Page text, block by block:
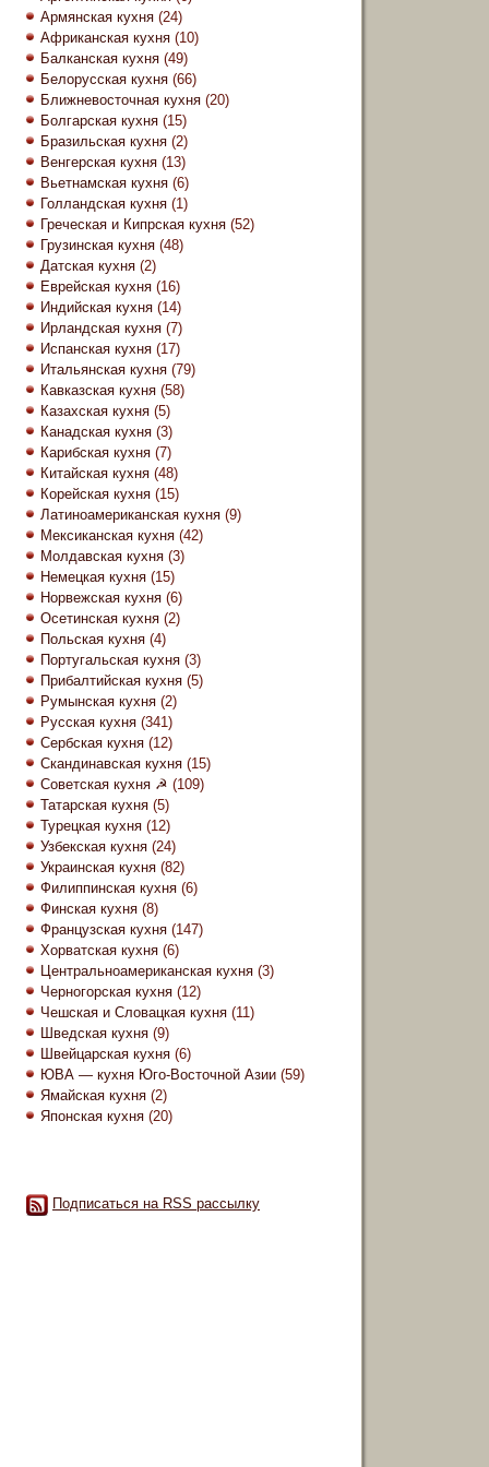
Армянская кухня (24)
Африканская кухня (10)
Балканская кухня (49)
Белорусская кухня (66)
Ближневосточная кухня (20)
Болгарская кухня (15)
Бразильская кухня (2)
Венгерская кухня (13)
Вьетнамская кухня (6)
Голландская кухня (1)
Греческая и Кипрская кухня (52)
Грузинская кухня (48)
Датская кухня (2)
Еврейская кухня (16)
Индийская кухня (14)
Ирландская кухня (7)
Испанская кухня (17)
Итальянская кухня (79)
Кавказская кухня (58)
Казахская кухня (5)
Канадская кухня (3)
Карибская кухня (7)
Китайская кухня (48)
Корейская кухня (15)
Латиноамериканская кухня (9)
Мексиканская кухня (42)
Молдавская кухня (3)
Немецкая кухня (15)
Норвежская кухня (6)
Осетинская кухня (2)
Польская кухня (4)
Португальская кухня (3)
Прибалтийская кухня (5)
Румынская кухня (2)
Русская кухня (341)
Сербская кухня (12)
Скандинавская кухня (15)
Советская кухня ☭ (109)
Татарская кухня (5)
Турецкая кухня (12)
Узбекская кухня (24)
Украинская кухня (82)
Филиппинская кухня (6)
Финская кухня (8)
Французская кухня (147)
Хорватская кухня (6)
Центральноамериканская кухня (3)
Черногорская кухня (12)
Чешская и Словацкая кухня (11)
Шведская кухня (9)
Швейцарская кухня (6)
ЮВА — кухня Юго-Восточной Азии (59)
Ямайская кухня (2)
Японская кухня (20)
Подписаться на RSS рассылку